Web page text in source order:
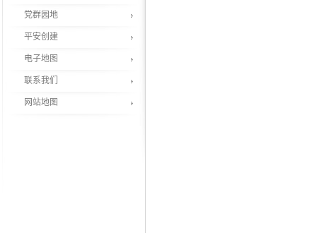
党群园地
平安创建
电子地图
联系我们
网站地图